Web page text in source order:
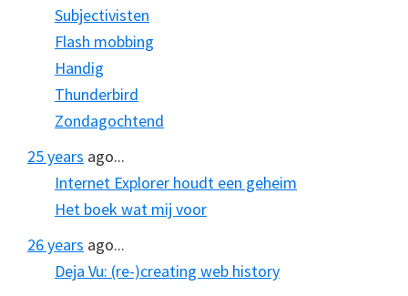
Subjectivisten
Flash mobbing
Handig
Thunderbird
Zondagochtend
25 years ago...
Internet Explorer houdt een geheim
Het boek wat mij voor
26 years ago...
Deja Vu: (re-)creating web history